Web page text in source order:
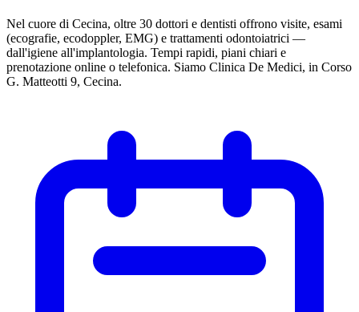
Nel cuore di Cecina, oltre 30 dottori e dentisti offrono visite, esami
(ecografie, ecodoppler, EMG) e trattamenti odontoiatrici —
dall'igiene all'implantologia. Tempi rapidi, piani chiari e
prenotazione online o telefonica. Siamo Clinica De Medici, in Corso
G. Matteotti 9, Cecina.